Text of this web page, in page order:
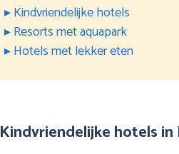
▸ Kindvriendelijke hotels
▸ Resorts met aquapark
▸ Hotels met lekker eten
Kindvriendelijke hotels in